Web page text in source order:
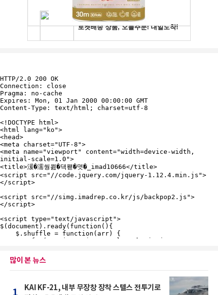
많이 본 뉴스
KAI KF-21, 내부 무장창 장착 스텔스 전투기로